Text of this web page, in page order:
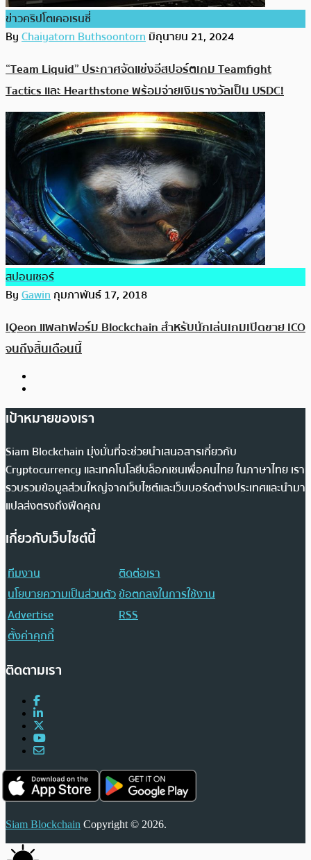
ข่าวคริปโตเคอเรนซี่
ByChaiyatorn Buthsoontornมิถุนายน 21, 2024
“Team Liquid” ประกาศจัดแข่งอีสปอร์ตเกม Teamfight
Tactics และ Hearthstone พร้อมจ่ายเงินรางวัลเป็น USDC!
สปอนเซอร์
ByGawinกุมภาพันธ์ 17, 2018
IQeon แพลทฟอร์ม Blockchain สำหรับนักเล่นเกมเปิดขาย ICO
จนถึงสิ้นเดือนนี้
เป้าหมายของเรา
Siam Blockchain มุ่งมั่นที่จะช่วยนำเสนอสารเกี่ยวกับ
Cryptocurrency และเทคโนโลยีบล็อกเชนเพื่อคนไทย ในภาษาไทย เรา
รวบรวมข้อมูลส่วนใหญ่จากเว็บไซต์และเว็บบอร์ดต่างประเทศและนำมา
แปลส่งตรงถึงฟีดคุณ
เกี่ยวกับเว็บไซต์นี้
ทีมงาน
ติดต่อเรา
นโยบายความเป็นส่วนตัวข้อตกลงในการใช้งาน
Advertise
RSS
ตั้งค่าคุกกี้
ติดตามเรา
Siam Blockchain Copyright © 2026.